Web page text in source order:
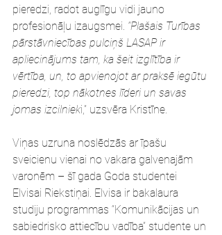
pieredzi, radot auglīgu vidi jauno
profesionāļu izaugsmei. “Plašais Turības
pārstāvniecības pulciņš LASAP ir
apliecinājums tam, ka šeit izglītība ir
vērtība, un, to apvienojot ar praksē iegūtu
pieredzi, top nākotnes līderi un savas
jomas izcilnieki,” uzsvēra Kristīne.
Viņas uzruna noslēdzās ar īpašu
sveicienu vienai no vakara galvenajām
varonēm – šī gada Goda studentei
Elvisai Riekstiņai. Elvisa ir bakalaura
studiju programmas “Komunikācijas un
sabiedrisko attiecību vadība” studente un